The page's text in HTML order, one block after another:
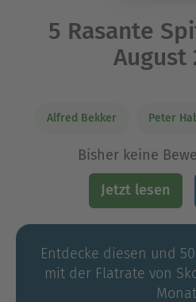
5 Rasante
August
Alfred Bekker Peter
Bisher keine
Jetzt lesen
Entdecke diesen und
mit der Flatrate von